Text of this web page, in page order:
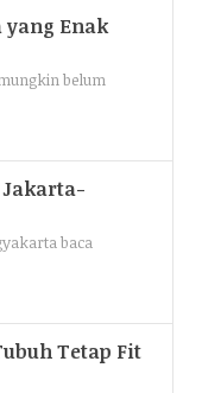
yang Enak
belum
Jakarta-
baca
Tetap Fit